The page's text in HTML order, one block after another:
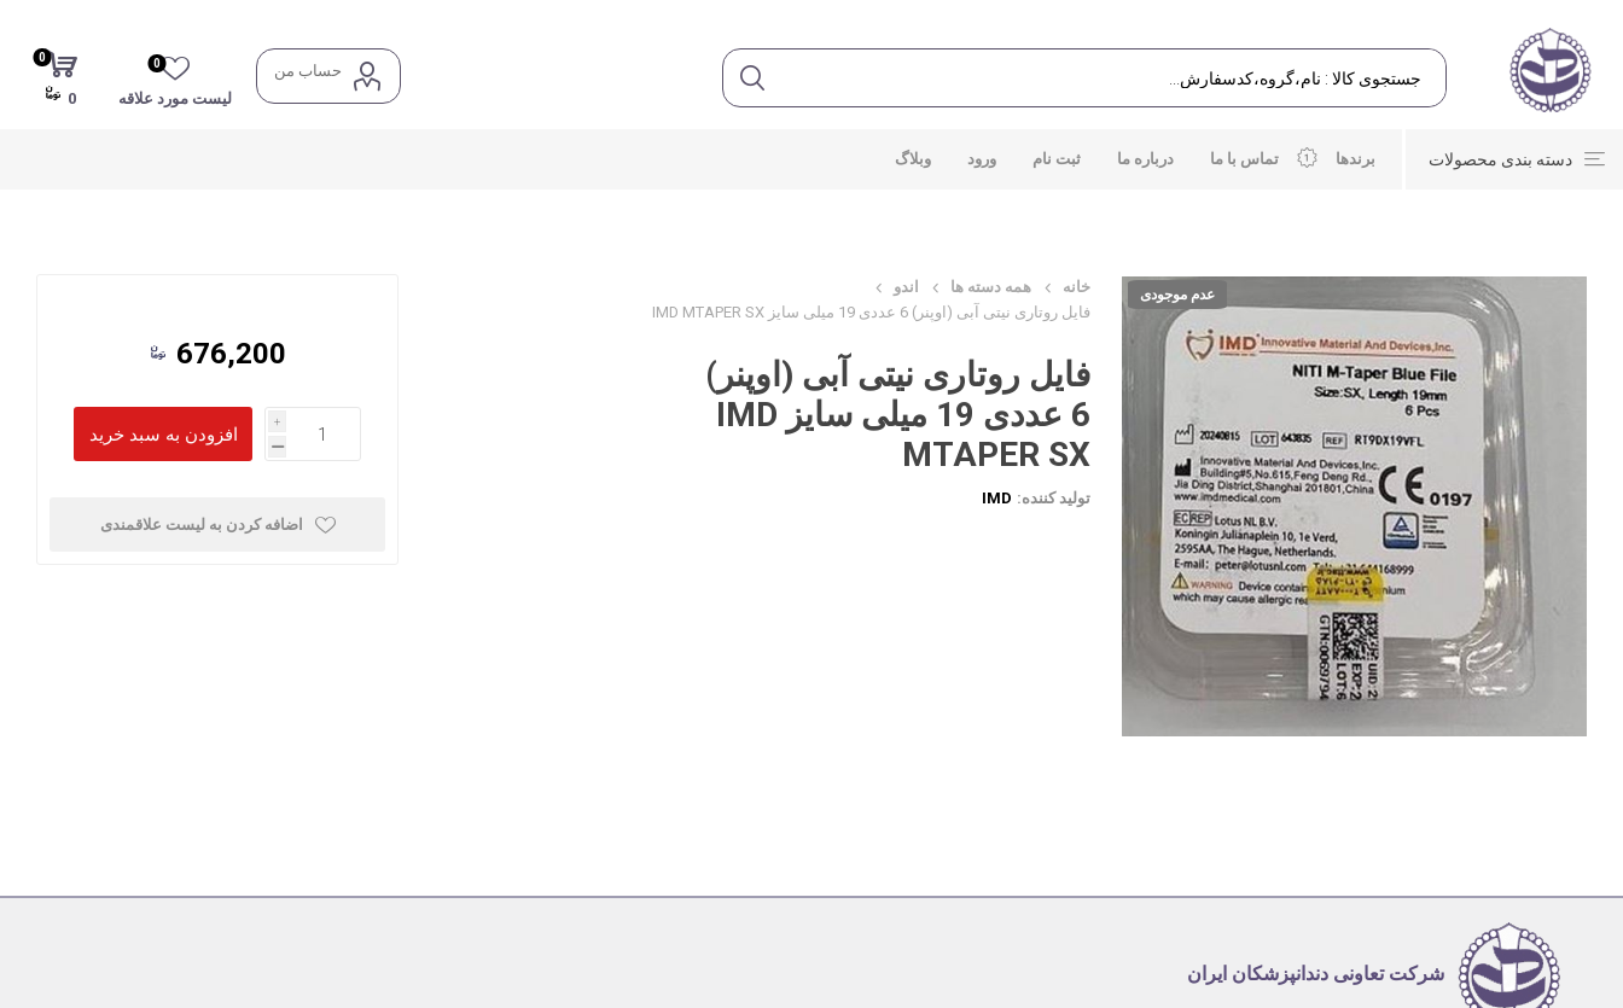
حساب من
لیست مورد علاقه
0
0
0
دسته بندی محصولات برندها تماس با ما درباره ما ثبت نام ورود وبلاگ
عدم موجودی خانه همه دسته ها
اندو
فایل روتاری نیتی آبی (اوپنر) 6 عددی 19 میلی سایز IMD MTAPER SX
فایل روتاری نیتی آبی (اوپنر)
6 عددی 19 میلی سایز IMD
MTAPER SX
تولید کننده: IMD
676,200
i
h
اضافه کردن به لیست علاقمندی
شرکت تعاونی دندانپزشکان ایران